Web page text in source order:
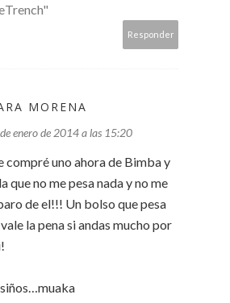
Responder
MORENA
enero de 2014 a las 15:20
compré uno ahora de Bimba y
que no me pesa nada y no me
de el!!! Un bolso que pesa
la pena si andas mucho por